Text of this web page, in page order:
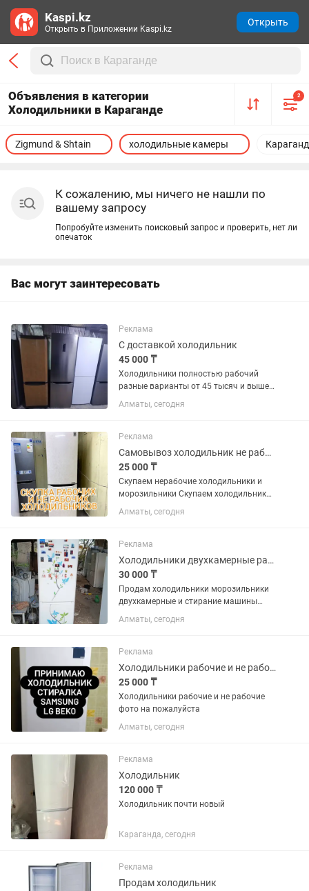
Объявления в категории
Холодильники в Караганде
2
Zigmund & Shtain холодильные камеры
К сожалению, мы ничего не нашли по
вашему запросу
Попробуйте изменить поисковый запрос и проверить, нет ли
опечаток
Вас могут заинтересовать
Реклама
С доставкой холодильник
45 000 ₸
Холодильники полностью рабочий
разные варианты от 45 тысяч и выше
пишите фото могу отправить
Алматы, сегодня
Реклама
Самовывоз холодильник не рабочий
25 000 ₸
Скупаем нерабочие холодильники и
морозильники Скупаем холодильник
без фреона
Алматы, сегодня
Реклама
Холодильники двухкамерные разные варианты в хорошем рабочем состоянии
30 000 ₸
Продам холодильники морозильники
двухкамерные и стирание машины
автомат в хорошем рабочем
состоянии морозят отлично р-н
Алматы, сегодня
Реклама
Холодильники рабочие и не рабочие фото на
25 000 ₸
Холодильники рабочие и не рабочие
фото на пожалуйста
Алматы, сегодня
Реклама
Холодильник
120 000 ₸
Холодильник почти новый
Караганда, сегодня
Реклама
Продам холодильник
Kaspi.kz
Открыть в Приложении Kaspi.kz
Открыть